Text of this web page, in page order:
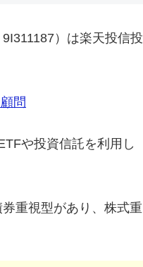
）は楽天投信投
問
や投資信託を利用し
重視型があり、株式重